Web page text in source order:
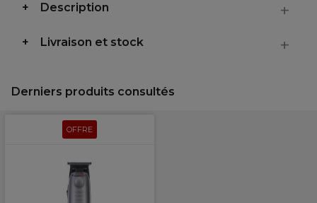
Description
Livraison et stock
Derniers produits consultés
OFFRE